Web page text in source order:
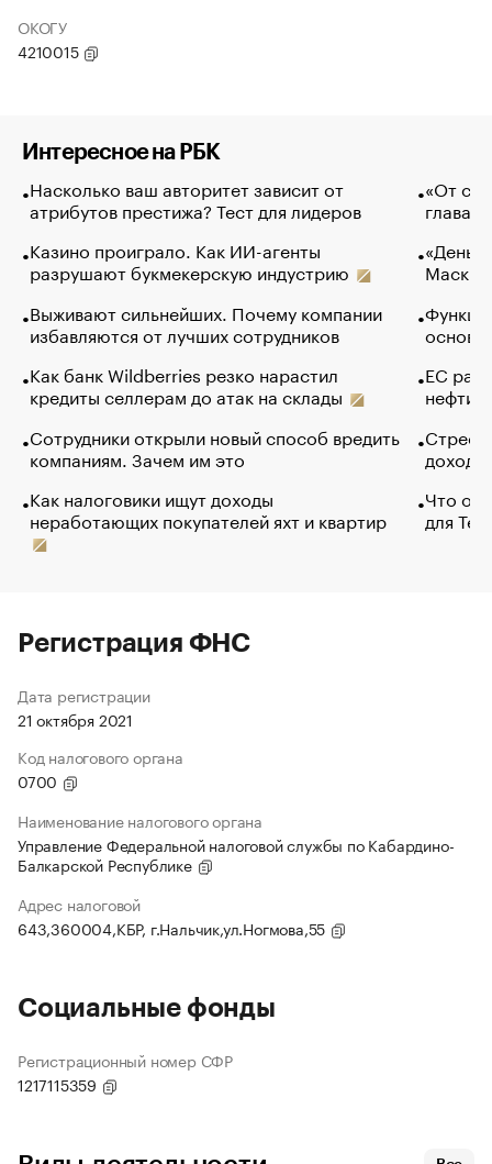
ОКОГУ
4210015
Интересное на РБК
Насколько ваш авторитет зависит от
атрибутов престижа? Тест для лидеров
Казино проиграло. Как ИИ-агенты
разрушают букмекерскую индустрию
Выживают сильнейших. Почему компании
избавляются от лучших сотрудников
Как банк Wildberries резко нарастил
кредиты селлерам до атак на склады
Сотрудники открыли новый способ вредить
компаниям. Зачем им это
Как налоговики ищут доходы
неработающих покупателей яхт и квартир
«От
глава
Маск в
основ
ЕС
нефти
Что
для
Регистрация ФНС
Дата регистрации
21 октября 2021
Код налогового органа
0700
Наименование налогового органа
Управление Федеральной налоговой службы по Кабардино-
Балкарской Республике
Адрес налоговой
643,360004,КБР, г.Нальчик,ул.Ногмова,55
Социальные фонды
Регистрационный номер СФР
1217115359